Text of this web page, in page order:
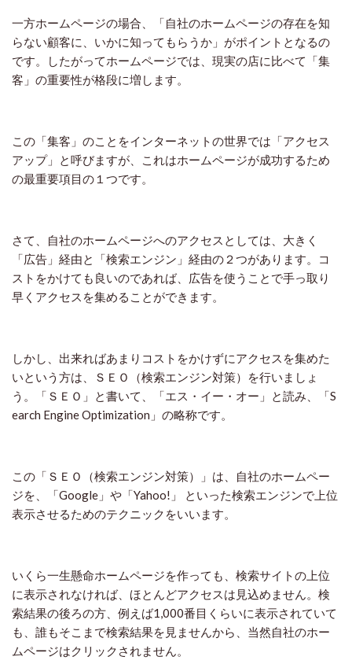
一方ホームページの場合、「自社のホームページの存在を知
らない顧客に、いかに知ってもらうか」がポイントとなるの
です。したがってホームページでは、現実の店に比べて「集
客」の重要性が格段に増します。
この「集客」のことをインターネットの世界では「アクセス
アップ」と呼びますが、これはホームページが成功するため
の最重要項目の１つです。
さて、自社のホームページへのアクセスとしては、大きく
「広告」経由と「検索エンジン」経由の２つがあります。コ
ストをかけても良いのであれば、広告を使うことで手っ取り
早くアクセスを集めることができます。
しかし、出来ればあまりコストをかけずにアクセスを集めた
いという方は、ＳＥＯ（検索エンジン対策）を行いましょ
う。「ＳＥＯ」と書いて、「エス・イー・オー」と読み、「S
earch Engine Optimization 」の略称です。
この「ＳＥＯ（検索エンジン対策）」は、自社のホームペー
ジを、「Google 」や「Yahoo! 」 といった検索エンジンで上位
表示させるためのテクニックをいいます。
いくら一生懸命ホームページを作っても、検索サイトの上位
に表示されなければ、ほとんどアクセスは見込めません。検
索結果の後ろの方、例えば1,000番目くらいに表示されていて
も、誰もそこまで検索結果を見ませんから、当然自社のホー
ムページはクリックされません。